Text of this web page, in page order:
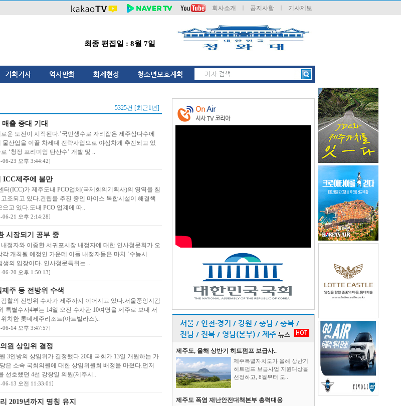
회사소개 공지사항 기사제보
최종 편집일 : 8월 7일
기획기사 역사만화 화제현장 청소년보호계획
5325건 [최근1년]
출 증대 기대
운 도전이 시작된다.’국민생수로 자리잡은 제주삼다수에
물산업을 이끌 차세대 전략사업으로 야심차게 추진되고 있
‘청정 프리미엄 탄산수’ 개발 및 ..
06-23 오후 3:44:42]
ICC제주에 불만
터(ICC)가 제주도내 PCO업체(국제회의기획사)의 영역을 침
조되고 있다.건립을 추진 중인 마이스 복합시설이 해결책
고 있다.도내 PCO 업계에 따..
06-21 오후 2:14:28]
시장되기 공부 중
정자와 이중환 서귀포시장 내정자에 대한 인사청문회가 오
각 개최될 예정인 가운데 이들 내정자들은 마치 ‘수능시
생의 입장이다. 인사청문특위는 ..
06-20 오후 1:50:13]
주 등 전방위 수색
찰의 전방위 수사가 제주까지 이어지고 있다.서울중앙지검
특별수사4부는 14일 오전 수사관 10여명을 제주로 보내 서
치한 롯데제주리조트(아트빌라스)..
06-14 오후 3:47:57]
원 상임위 결정
3인방의 상임위가 결정됐다.20대 국회가 13일 개원하는 가
은 소속 국회의원에 대한 상임위원회 배정을 마쳤다.먼저
선호했던 4선 강창일 의원(제주시..
06-13 오전 11:33:01]
2019년까지 명칭 유지
On Air
시사 TV 코리아
서울 / 인천·경기 / 강원 / 충남 / 충북 /
전남 / 전북 / 영남(본부) / 제주 뉴스 HOT
제주도, 올해 상반기 히트펌프 보급사..
제주특별자치도가 올해 상반기
히트펌프 보급사업 지원대상을
선정하고, 8월부터 도..
제주도 폭염 재난안전대책본부 총력대응